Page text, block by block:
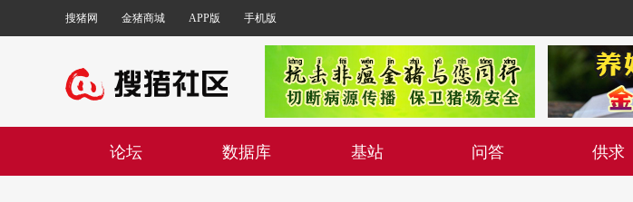
搜猪网 金猪商城 APP版 手机版
论坛 数据库 基站 问答 供求